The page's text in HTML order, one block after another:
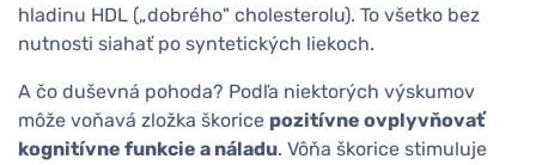
hladinu HDL („dobrého" cholesterolu). To všetko bez
nutnosti siahať po syntetických liekoch.
A čo duševná pohoda? Podľa niektorých výskumov
môže voňavá zložka škorice pozitívne ovplyvňovať
kognitívne funkcie a náladu. Vôňa škorice stimuluje